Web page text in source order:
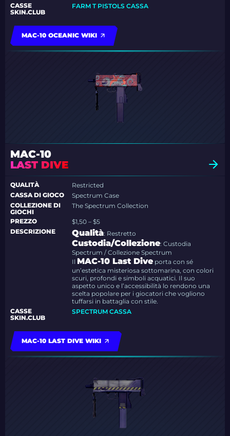
CASSE
SKIN.CLUB
FARM T PISTOLS CASSA
MAC-10 OCEANIC WIKI
MAC-10
LAST DIVE
QUALITÀ
Restricted
CASSA DI GIOCO
Spectrum Case
COLLEZIONE DI
GIOCHI
The Spectrum Collection
PREZZO
$1,50 – $5
DESCRIZIONE
Qualità: Restretto
Custodia/Collezione: Custodia
Spectrum / Collezione Spectrum
Il MAC-10 Last Dive porta con sé
un’estetica misteriosa sottomarina, con colori
scuri, profondi e simboli acquatici. Il suo
aspetto unico e l’accessibilità lo rendono una
scelta popolare per i giocatori che vogliono
tuffarsi in battaglia con stile.
CASSE
SKIN.CLUB
SPECTRUM CASSA
MAC-10 LAST DIVE WIKI